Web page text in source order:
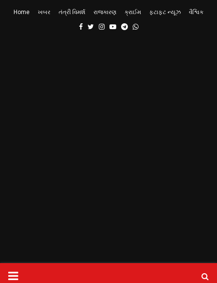
Home ખબર તંત્રી વિમર્શ રાજકારણ ક્રાઈમ ફટાફટ ન્યૂઝ વૈશ્વિક
Facebook
TwitterInstagram
YoutubeTelegram
Whatsapp
PRIMARY